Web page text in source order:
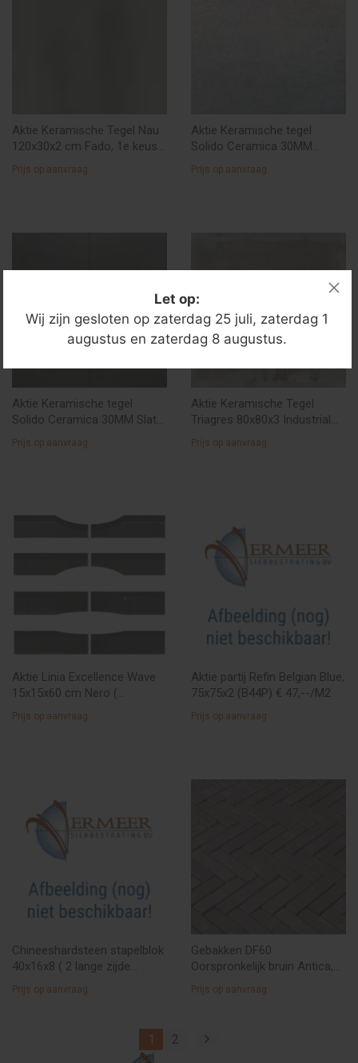
Aktie Keramische Tegel Nau
120x30x2 cm Fado, 1e keus (
rest partij ) € 35,--/M2
Prijs op aanvraag
Aktie Keramische tegel
Solido Ceramica 30MM
Cittadella Grigio 60x60x3 cm.
Prijs op aanvraag
Aktie Keramische tegel
Solido Ceramica 30MM Slate
Black 60x60x3 cm. (overjarige
partij) € 49,50/M2
Prijs op aanvraag
Aktie Keramische Tegel
Triagres 80x80x3 Industrial
Iron ( uitlopend) €45,--/M2
Prijs op aanvraag
Aktie Linia Excellence Wave
15x15x60 cm Nero (
aanbiedingspartij ) € 3,50 p.st
Prijs op aanvraag
Aktie partij Refin Belgian Blue,
75x75x2 (B44P) € 47,--/M2
Prijs op aanvraag
Chineeshardsteen stapelblok
40x16x8 ( 2 lange zijde
gebroke, kopse kant gezagen
en getrommeld )
Prijs op aanvraag
Gebakken DF60
Oorspronkelijk bruin Antica,
20,4x6,7x6, Aktie steen VDS €
50,--/M2
Prijs op aanvraag
1 2
Let op:
Wij zijn gesloten op zaterdag 25 juli, zaterdag 1
augustus en zaterdag 8 augustus.